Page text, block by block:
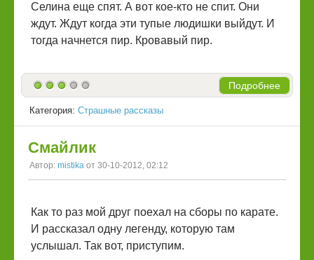
Селина еще спят. А вот кое-кто не спит. Они
ждут. Ждут когда эти тупые людишки выйдут. И
тогда начнется пир. Кровавый пир.
Подробнее
Категория: Страшные рассказы
Смайлик
Автор: mistika от 30-10-2012, 02:12
Как то раз мой друг поехал на сборы по карате.
И рассказал одну легенду, которую там
услышал. Так вот, приступим.